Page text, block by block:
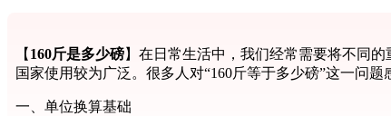
【 160斤是多少磅】在日常生活中，我们经常需要将不同
国家使用较为广泛。很多人对“160斤等于多少磅”这一问
一、单位换算基础